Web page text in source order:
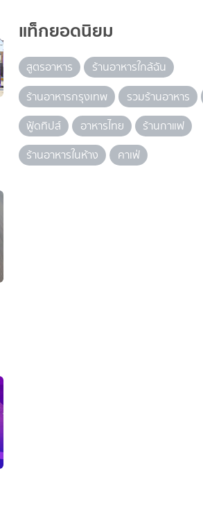
แท็กยอดนิยม
สูตรอาหาร
ร้านอาหารใกล้ฉัน
ร้านอาหารกรุงเทพ
รวมร้านอาหาร
ฟู้ดทิปส์
อาหารไทย
ร้านกาแฟ
ร้านอาหารในห้าง
คาเฟ่